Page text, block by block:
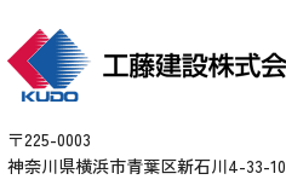
〒225-0003
神奈川県横浜市青葉区新石川4-33-10